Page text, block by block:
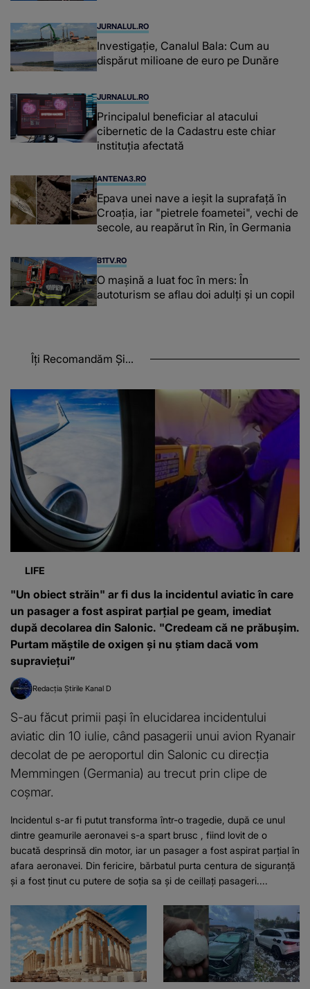
JURNALUL.RO
Investigație, Canalul Bala: Cum au
dispărut milioane de euro pe Dunăre
JURNALUL.RO
Principalul beneficiar al atacului
cibernetic de la Cadastru este chiar
instituţia afectată
ANTENA3.RO
Epava unei nave a ieșit la suprafață în
Croația, iar "pietrele foametei", vechi de
secole, au reapărut în Rin, în Germania
B1TV.RO
O maşină a luat foc în mers: În
autoturism se aflau doi adulți și un copil
Îți Recomandăm Și...
LIFE
"Un obiect străin" ar fi dus la incidentul aviatic în care
un pasager a fost aspirat parțial pe geam, imediat
după decolarea din Salonic. "Credeam că ne prăbușim.
Purtam măștile de oxigen și nu știam dacă vom
supraviețui”
Redacția Știrile Kanal D
S-au făcut primii pași în elucidarea incidentului
aviatic din 10 iulie, când pasagerii unui avion Ryanair
decolat de pe aeroportul din Salonic cu direcția
Memmingen (Germania) au trecut prin clipe de
coșmar.
Incidentul s-ar fi putut transforma într-o tragedie, după ce unul
dintre geamurile aeronavei s-a spart brusc , fiind lovit de o
bucată desprinsă din motor, iar un pasager a fost aspirat parțial în
afara aeronavei. Din fericire, bărbatul purta centura de siguranță
și a fost ținut cu putere de soția sa și de ceillați pasageri....